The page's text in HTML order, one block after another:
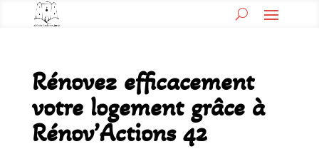
Rénovez efficacement
votre logement grâce à
Rénov’Actions 42